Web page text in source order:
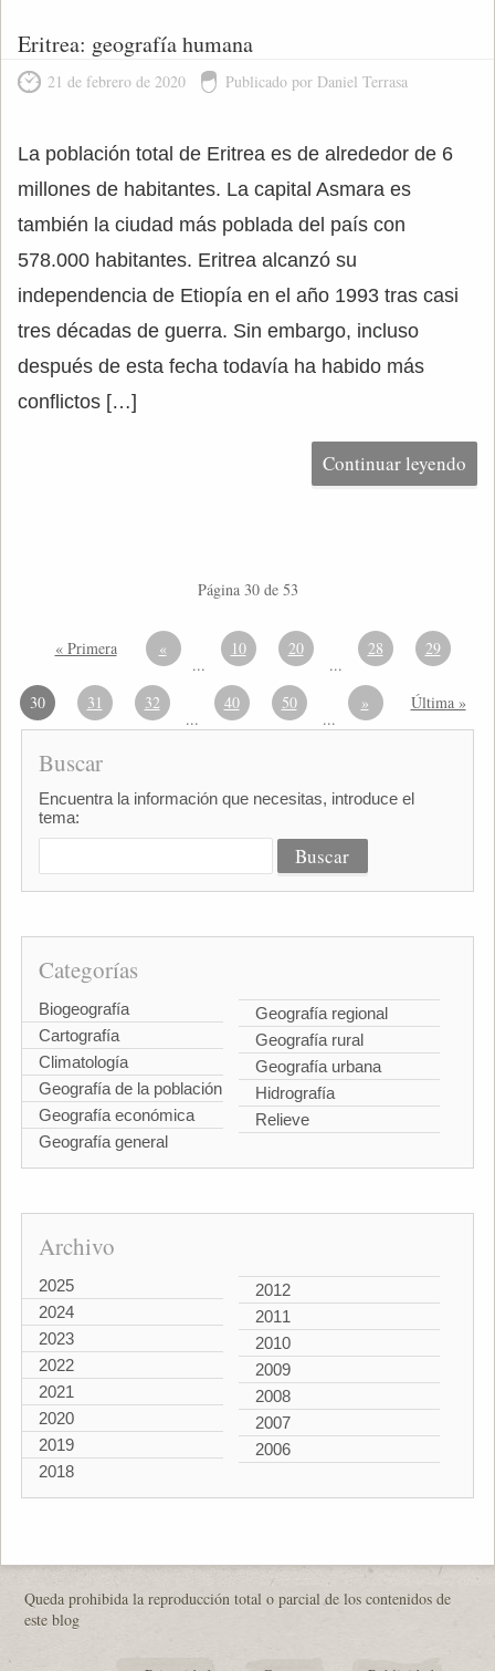
Eritrea: geografía humana
21 de febrero de 2020 Publicado por Daniel Terrasa
La población total de Eritrea es de alrededor de 6
millones de habitantes. La capital Asmara es
también la ciudad más poblada del país con
578.000 habitantes. Eritrea alcanzó su
independencia de Etiopía en el año 1993 tras casi
tres décadas de guerra. Sin embargo, incluso
después de esta fecha todavía ha habido más
conflictos […]
Continuar leyendo
Página 30 de 53
« Primera «
...
10 20
...
28 29
30 31 32
...
40 50
...
» Última »
Buscar
Encuentra la información que necesitas, introduce el
tema:
Categorías
Biogeografía
Cartografía
Climatología
Geografía de la población
Geografía económica
Geografía general
Geografía regional
Geografía rural
Geografía urbana
Hidrografía
Relieve
Archivo
2025
2024
2023
2022
2021
2020
2019
2018
2012
2011
2010
2009
2008
2007
2006
Queda prohibida la reproducción total o parcial de los contenidos de
este blog